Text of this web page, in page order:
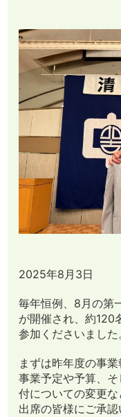
2025年8月3日
毎年恒例、8月の第
が開催され、約120
参加くださいました
まずは昨年度の事
事業予定や予算、
付についての変更
出席の皆様にご承認